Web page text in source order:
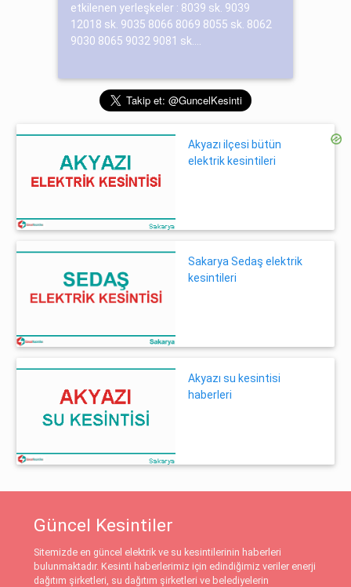
etkilenen yerleşkeler : 8039 sk. 9039
12018 sk. 9035 8066 8069 8055 sk. 8062
9030 8065 9032 9081 sk....
Akyazı ilçesi bütün
elektrik kesintileri
Sakarya Sedaş elektrik
kesintileri
Akyazı su kesintisi
haberleri
Güncel Kesintiler
Sitemizde en güncel elektrik ve su kesintilerinin haberleri
bulunmaktadır. Kesinti haberlerimiz için edindiğimiz veriler enerji
dağıtım şirketleri, su dağıtım şirketleri ve belediyelerin